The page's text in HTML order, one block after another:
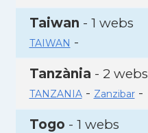
Taiwan - 1 webs
TAIWAN -
Tanzània - 2 webs
TANZANIA- Zanzibar-
Togo - 1 webs